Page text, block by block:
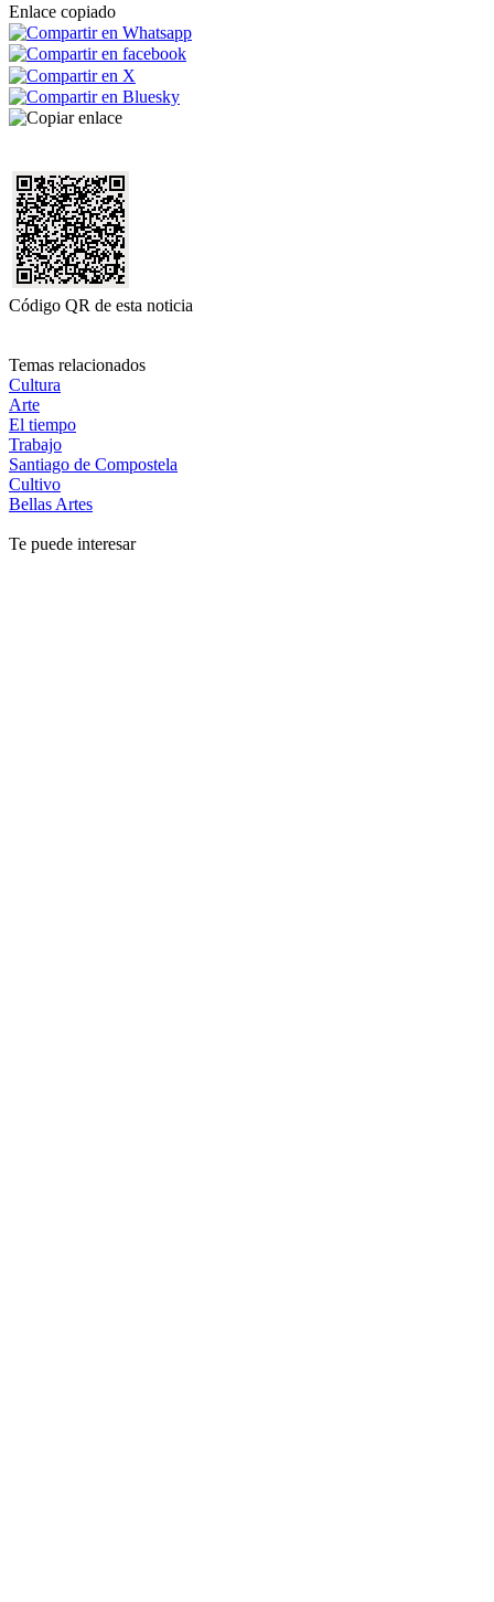
Enlace copiado
Código QR de esta noticia
Temas relacionados
Cultura
Arte
El tiempo
Trabajo
Santiago de Compostela
Cultivo
Bellas Artes
Te puede interesar